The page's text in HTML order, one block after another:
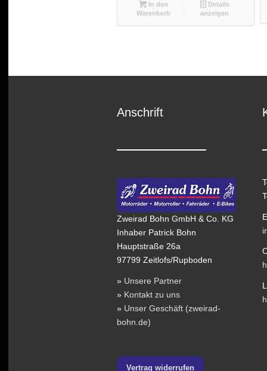
In den
Warenkorb
Details
anzeigen
Anschrift
Zweirad Bohn GmbH & Co. KG
Inhaber Patrick Bohn
Hauptstraße 26a
97799 Zeitlofs/Rupboden
» Unsere Partner
» Kontakt zu uns
» Unser Geschäft (zweirad-
bohn.de)
Vertrag widerrufen